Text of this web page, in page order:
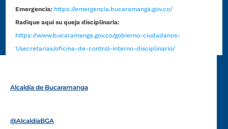
Emergencia: https://emergencia.bucaramanga.gov.co/
Radique aquí su queja disciplinaria:
https://www.bucaramanga.gov.co/gobierno-ciudadanos-
1/secretarias/oficina-de-control-interno-disciplinario/
Alcaldía de Bucaramanga
@AlcaldíaBGA